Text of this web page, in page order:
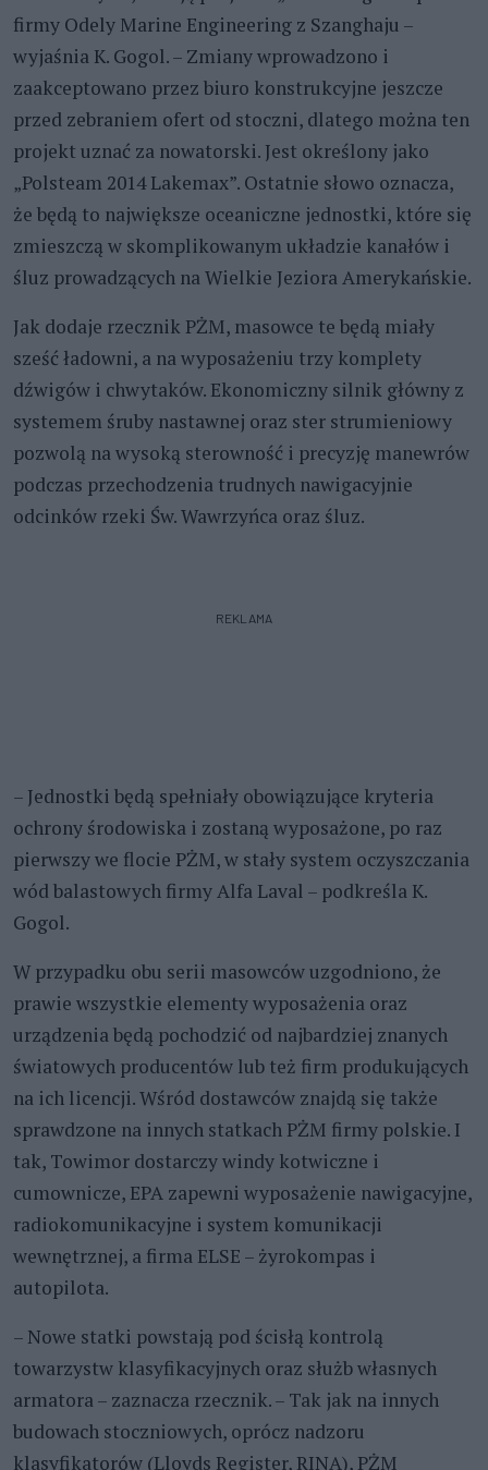
firmy Odely Marine Engineering z Szanghaju –
wyjaśnia K. Gogol. – Zmiany wprowadzono i
zaakceptowano przez biuro konstrukcyjne jeszcze
przed zebraniem ofert od stoczni, dlatego można ten
projekt uznać za nowatorski. Jest określony jako
„Polsteam 2014 Lakemax”. Ostatnie słowo oznacza,
że będą to największe oceaniczne jednostki, które się
zmieszczą w skomplikowanym układzie kanałów i
śluz prowadzących na Wielkie Jeziora Amerykańskie.
Jak dodaje rzecznik PŻM, masowce te będą miały
sześć ładowni, a na wyposażeniu trzy komplety
dźwigów i chwytaków. Ekonomiczny silnik główny z
systemem śruby nastawnej oraz ster strumieniowy
pozwolą na wysoką sterowność i precyzję manewrów
podczas przechodzenia trudnych nawigacyjnie
odcinków rzeki Św. Wawrzyńca oraz śluz.
REKLAMA
– Jednostki będą spełniały obowiązujące kryteria
ochrony środowiska i zostaną wyposażone, po raz
pierwszy we flocie PŻM, w stały system oczyszczania
wód balastowych firmy Alfa Laval – podkreśla K.
Gogol.
W przypadku obu serii masowców uzgodniono, że
prawie wszystkie elementy wyposażenia oraz
urządzenia będą pochodzić od najbardziej znanych
światowych producentów lub też firm produkujących
na ich licencji. Wśród dostawców znajdą się także
sprawdzone na innych statkach PŻM firmy polskie. I
tak, Towimor dostarczy windy kotwiczne i
cumownicze, EPA zapewni wyposażenie nawigacyjne,
radiokomunikacyjne i system komunikacji
wewnętrznej, a firma ELSE – żyrokompas i
autopilota.
– Nowe statki powstają pod ścisłą kontrolą
towarzystw klasyfikacyjnych oraz służb własnych
armatora – zaznacza rzecznik. – Tak jak na innych
budowach stoczniowych, oprócz nadzoru
klasyfikatorów (Lloyds Register, RINA), PŻM